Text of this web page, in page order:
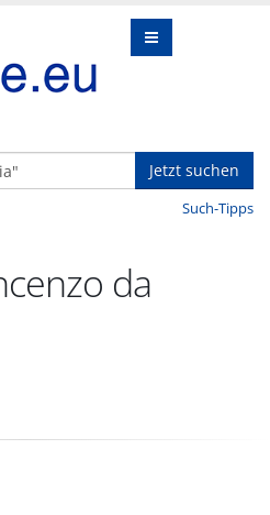
Jetzt suchen
Such-Tipps
da